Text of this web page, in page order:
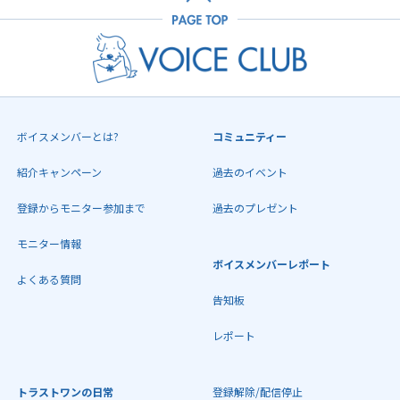
ボイスメンバーとは?
紹介キャンペーン
登録からモニター参加まで
モニター情報
よくある質問
コミュニティー
過去のイベント
過去のプレゼント
ボイスメンバーレポート
告知板
レポート
トラストワンの日常 登録解除/配信停止